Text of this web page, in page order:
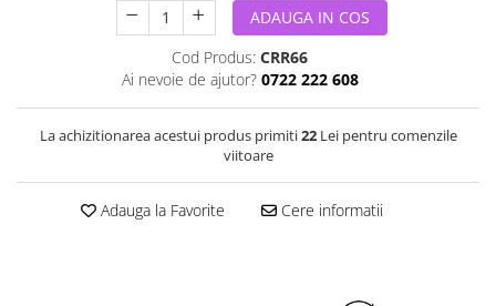
ADAUGA IN COS
Cod Produs: CRR66
Ai nevoie de ajutor? 0722 222 608
La achizitionarea acestui produs primiti22Lei pentru comenzile
viitoare
Adauga la Favorite Cere informatii